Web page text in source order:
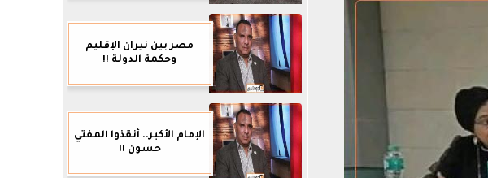
مصر بين نيران الإقليم
وحكمة الدولة !!
الإمام الأكبر.. أنقذوا المفتي
حسون !!